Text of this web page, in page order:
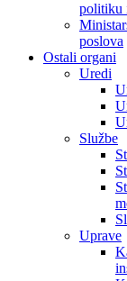
politiku
poslova
Ostali organi
Uredi
Službe
Uprave